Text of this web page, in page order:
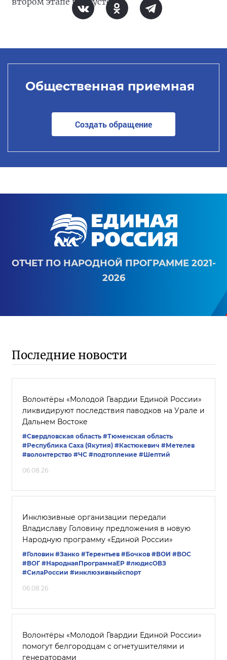
Общественная приемная
Создать обращение
ОТЧЕТ ПО НАРОДНОЙ ПРОГРАММЕ 2021-
2026
Последние новости
Волонтёры «Молодой Гвардии Единой России»
ликвидируют последствия паводков на Урале и
Дальнем Востоке
#Свердловская область #Тюменская область
#Республика Саха (Якутия) #Кастюкевич #Метелев
#волонтерство #ЧС #подтопление #Шептий
06.08.26
Инклюзивные организации передали
Владиславу Головину предложения в новую
Народную программу «Единой России»
#Головин #Занко #Терентьев #Бочков #ВОИ #ВОС
#ВОГ #НароднаяПрограммаЕР #людисОВЗ
#СилаРоссии #инклюзивныйспорт
06.08.26
Волонтёры «Молодой Гвардии Единой России»
помогут белгородцам с огнетушителями и
генераторами